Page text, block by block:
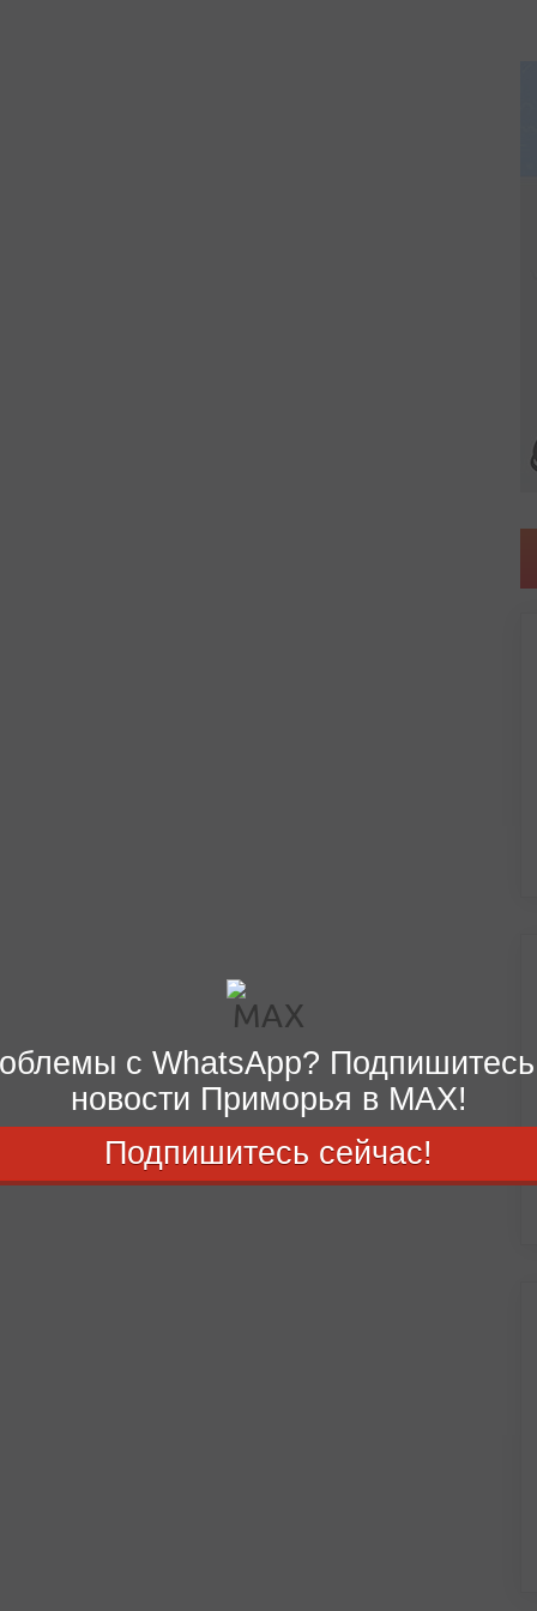
с WhatsApp?
новости Приморья в MAX!
Подпишитесь сейчас!